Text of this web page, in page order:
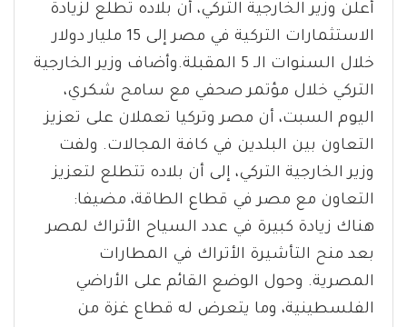
أعلن وزير الخارجية التركي، أن بلاده تطلع لزيادة
الاستثمارات التركية في مصر إلى 15 مليار دولار
خلال السنوات الـ 5 المقبلة.وأضاف وزير الخارجية
التركي خلال مؤتمر صحفي مع سامح شكري،
اليوم السبت، أن مصر وتركيا تعملان على تعزيز
التعاون بين البلدين في كافة المجالات. ولفت
وزير الخارجية التركي، إلى أن بلاده تتطلع لتعزيز
التعاون مع مصر في قطاع الطاقة، مضيفا:
هناك زيادة كبيرة في عدد السياح الأتراك لمصر
بعد منح التأشيرة الأتراك في المطارات
المصرية. وحول الوضع القائم على الأراضي
الفلسطينية، وما يتعرض له قطاع غزة من